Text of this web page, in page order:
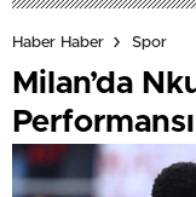
Haber Haber Spor
Milan’da